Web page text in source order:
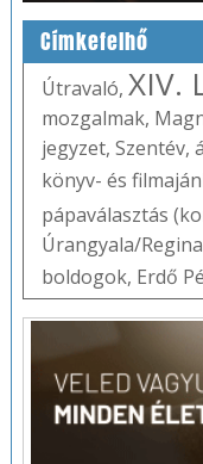
Címkefelhő
Útravaló, XIV.
mozgalmak,
jegyzet, Szentév,
könyv- és
pápaválasztás
Úrangyala/
boldogok, Erdő